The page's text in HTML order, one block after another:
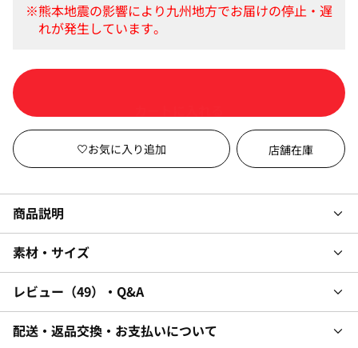
店舗在庫
商品説明
素材・サイズ
レビュー 49 ・Q&A
配送・返品交換・お支払いについて